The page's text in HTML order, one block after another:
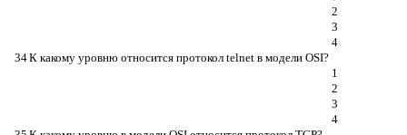
2
3
4
34К какому уровню относится протокол telnet в модели OSI?
1
2
3
4